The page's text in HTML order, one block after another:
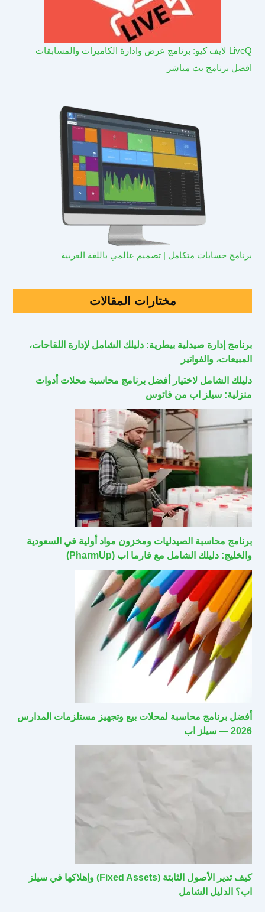
LiveQ لايف كيو: برنامج عرض وادارة الكاميرات والمسابقات –
افضل برنامج بث مباشر
برنامج حسابات متكامل | تصميم عالمي باللغة العربية
مختارات المقالات
برنامج إدارة صيدلية بيطرية: دليلك الشامل لإدارة اللقاحات،
المبيعات، والفواتير
دليلك الشامل لاختيار أفضل برنامج محاسبة محلات أدوات
منزلية: سيلز اب من فاتوس
برنامج محاسبة الصيدليات ومخزون مواد أولية في السعودية
والخليج: دليلك الشامل مع فارما اب (PharmUp)
أفضل برنامج محاسبة لمحلات بيع وتجهيز مستلزمات المدارس
2026 — سيلز اب
كيف تدير الأصول الثابتة (Fixed Assets) وإهلاكها في سيلز
اب؟ الدليل الشامل